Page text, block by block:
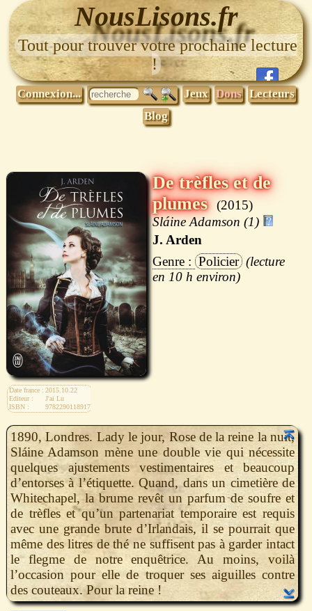
NousLisons.fr
Tout pour trouver votre prochaine lecture
!
Connexion... Jeux Dons Lecteurs
Blog
Date france : 2015.10.22
Editeur :
J'ai Lu
ISBN :
9782290118917
De trèfles et de
plumes
2015
Sláine Adamson (1)
J. Arden
Policier
10 h
1890, Londres. Lady le jour, Rose de la reine la nuit,
Sláine Adamson mène une double vie qui nécessite
quelques ajustements vestimentaires et beaucoup
d’entorses à l’étiquette. Quand, dans un cimetière de
Whitechapel, la brume revêt un parfum de soufre et
de trèfles et qu’un partenariat temporaire est requis
avec une grande brute d’Irlandais, il se pourrait que
même des litres de thé ne suffisent pas à garder intact
le flegme de notre enquêtrice. Au moins, voilà
l’occasion pour elle de troquer ses aiguilles contre
des couteaux. Pour la reine !